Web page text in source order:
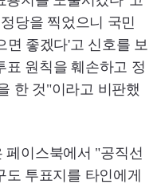
당을 찍었으니 국민
면 좋겠다'고 신호를 보
표 원칙을 훼손하고 정
한 것"이라고 비판했
페이스북에서 "공직선
도 투표지를 타인에게